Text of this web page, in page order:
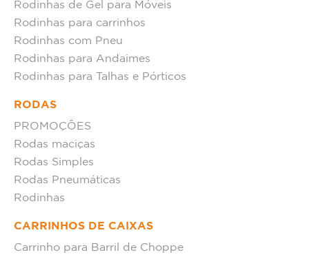
Rodinhas de Gel para Móveis
Rodinhas para carrinhos
Rodinhas com Pneu
Rodinhas para Andaimes
Rodinhas para Talhas e Pórticos
RODAS
PROMOÇÕES
Rodas maciças
Rodas Simples
Rodas Pneumáticas
Rodinhas
CARRINHOS DE CAIXAS
Carrinho para Barril de Choppe